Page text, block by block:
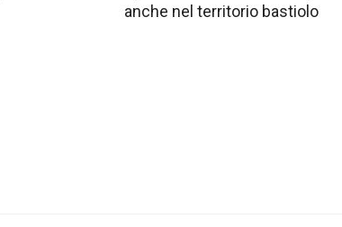
anche nel territorio bastiolo